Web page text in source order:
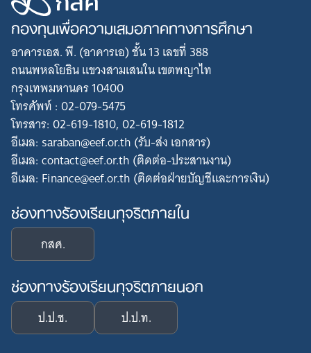
กองทุนเพื่อความเสมอภาคทางการศึกษา
อาคารเอส. พี. (อาคารเอ) ชั้น 13 เลขที่ 388
ถนนพหลโยธิน แขวงสามเสนใน เขตพญาไท
กรุงเทพมหานคร 10400
โทรศัพท์ : 02-079-5475
โทรสาร: 02-619-1810, 02-619-1812
อีเมล: saraban@eef.or.th (รับ-ส่ง เอกสาร)
อีเมล: contact@eef.or.th (ติดต่อ-ประสานงาน)
อีเมล: Finance@eef.or.th (ติดต่อฝ่ายบัญชีและการเงิน)
ช่องทางร้องเรียนทุจริตภายใน
กสศ.
ช่องทางร้องเรียนทุจริตภายนอก
ป.ป.ช. ป.ป.ท.